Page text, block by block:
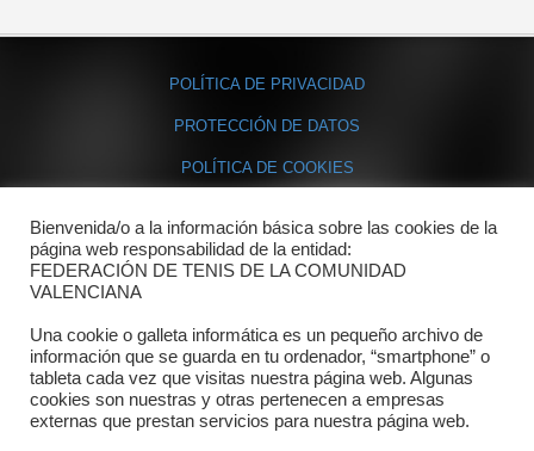
POLÍTICA DE PRIVACIDAD
PROTECCIÓN DE DATOS
POLÍTICA DE COOKIES
Contacto
Dónde estamos
Directorio departamentos
Horario
Formulario de contacto
Bienvenida/o a la información básica sobre las cookies de la
página web responsabilidad de la entidad:
FEDERACIÓN DE TENIS DE LA COMUNIDAD
VALENCIANA
Una cookie o galleta informática es un pequeño archivo de
información que se guarda en tu ordenador, “smartphone” o
tableta cada vez que visitas nuestra página web. Algunas
cookies son nuestras y otras pertenecen a empresas
externas que prestan servicios para nuestra página web.